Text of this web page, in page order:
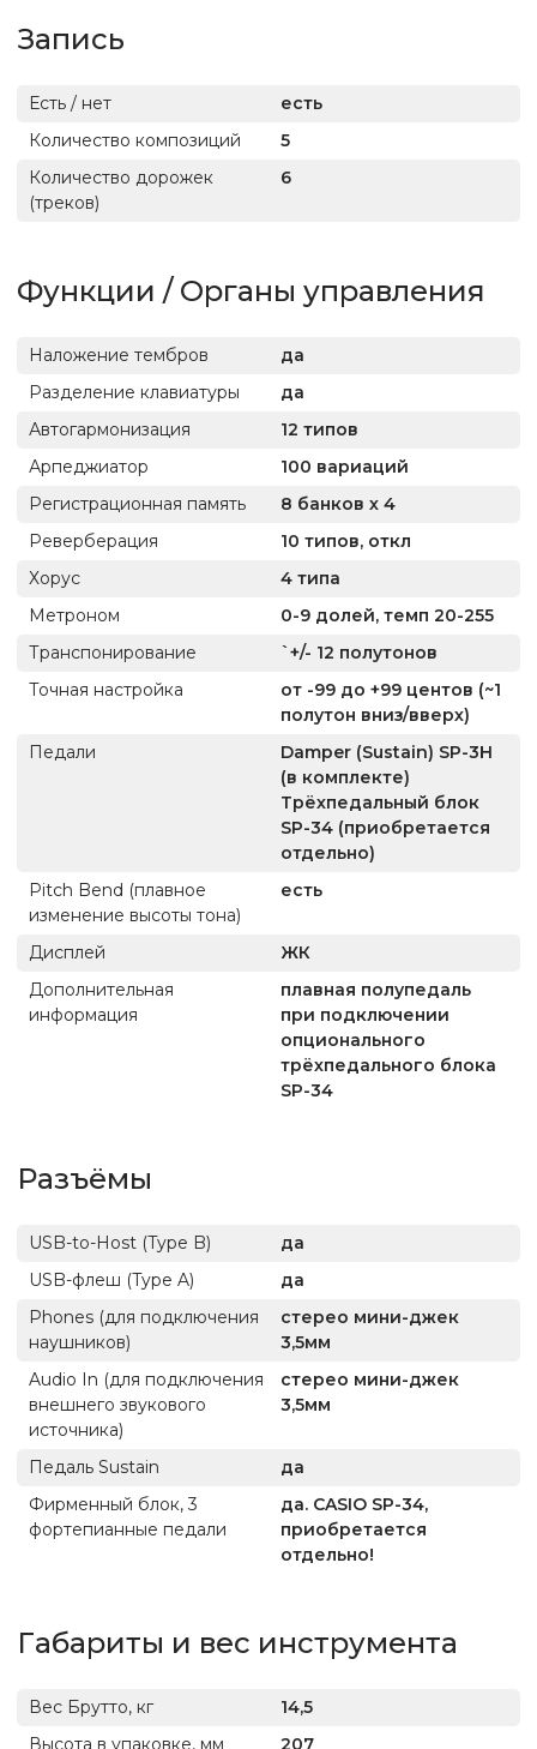
Запись
Есть / нет
есть
Количество композиций
5
Количество дорожек
(треков)
6
Функции / Органы управления
Наложение тембров
да
Разделение клавиатуры
да
Автогармонизация
12 типов
Арпеджиатор
100 вариаций
Регистрационная память
8 банков х 4
Реверберация
10 типов, откл
Хорус
4 типа
Метроном
0-9 долей, темп 20-255
Транспонирование
`+/- 12 полутонов
Точная настройка
от -99 до +99 центов (~1
полутон вниз/вверх)
Педали
Damper (Sustain) SP-3H
(в комплекте)
Трёхпедальный блок
SP-34 (приобретается
отдельно)
Pitch Bend (плавное
изменение высоты тона)
есть
Дисплей
ЖК
Дополнительная
информация
плавная полупедаль
при подключении
опционального
трёхпедального блока
SP-34
Разъёмы
USB-to-Host (Type B)
да
USB-флеш (Type A)
да
Phones (для подключения
наушников)
стерео мини-джек
3,5мм
Audio In (для подключения
внешнего звукового
источника)
стерео мини-джек
3,5мм
Педаль Sustain
да
Фирменный блок, 3
фортепианные педали
да. CASIO SP-34,
приобретается
отдельно!
Габариты и вес инструмента
Вес Брутто, кг
14,5
Высота в упаковке, мм
207